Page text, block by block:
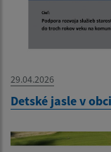
29.04.2026
Detské jasle v